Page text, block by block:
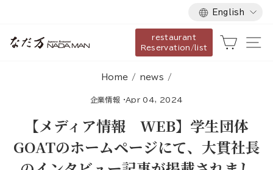
content
Language
English
restaurant
Reservation/list
Cart
Home / news /
企業情報 ·Apr 04, 2024
【メディア情報 WEB】学生団体
GOATのホームページにて、大貫社長